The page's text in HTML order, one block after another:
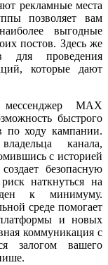
рекламные места
позволяет вам
выгодные
постов. Здесь же
для проведения
которые дают
MAX
быстрого
по ходу кампании.
канала,
с историей
безопасную
наткнуться на
к минимуму.
среде помогает
и новых
коммуникация с
залогом вашего